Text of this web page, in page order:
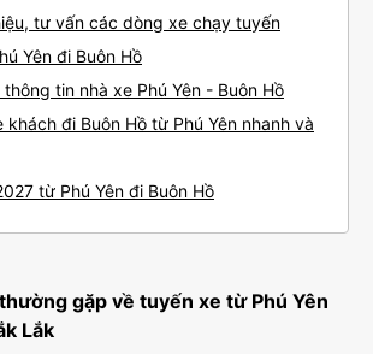
tư vấn các dòng xe chạy tuyến
Yên đi Buôn Hồ
tin nhà xe Phú Yên - Buôn Hồ
đi Buôn Hồ từ Phú Yên nhanh và
từ Phú Yên đi Buôn Hồ
gặp về tuyến xe từ Phú Yên
Lắk